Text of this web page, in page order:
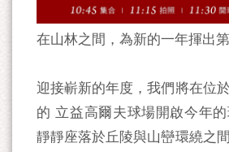
在山林之間，為新的一年揮出第
迎接嶄新的年度，我們將在位
的 立益高爾夫球場開啟今年
靜靜座落於丘陵與山巒環繞之